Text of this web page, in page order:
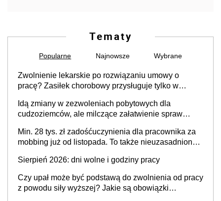
Tematy
Popularne Najnowsze Wybrane
Zwolnienie lekarskie po rozwiązaniu umowy o
pracę? Zasiłek chorobowy przysługuje tylko w
stosunku pracy
Idą zmiany w zezwoleniach pobytowych dla
cudzoziemców, ale milczące załatwienie spraw
Min. 28 tys. zł zadośćuczynienia dla pracownika za
mobbing już od listopada. To także nieuzasadniona
Sierpień 2026: dni wolne i godziny pracy
Czy upał może być podstawą do zwolnienia od pracy
z powodu siły wyższej? Jakie są obowiązki